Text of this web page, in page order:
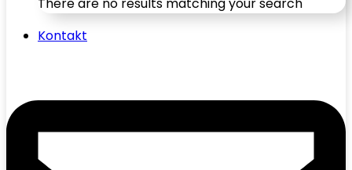
There are no results matching your search
Kontakt